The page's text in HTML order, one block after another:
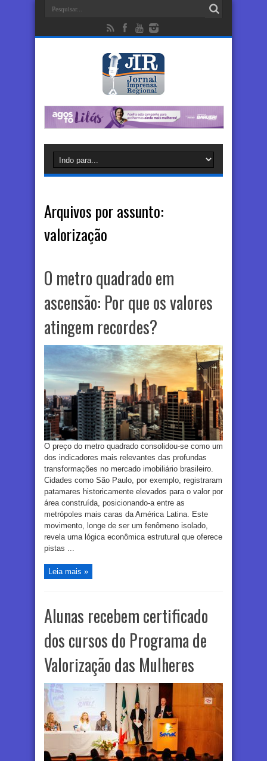
Arquivos por assunto:
valorização
O metro quadrado em
ascensão: Por que os valores
atingem recordes?
O preço do metro quadrado consolidou-se como um
dos indicadores mais relevantes das profundas
transformações no mercado imobiliário brasileiro.
Cidades como São Paulo, por exemplo, registraram
patamares historicamente elevados para o valor por
área construída, posicionando-a entre as
metrópoles mais caras da América Latina. Este
movimento, longe de ser um fenômeno isolado,
revela uma lógica econômica estrutural que oferece
pistas ...
Leia mais »
Alunas recebem certificado
dos cursos do Programa de
Valorização das Mulheres